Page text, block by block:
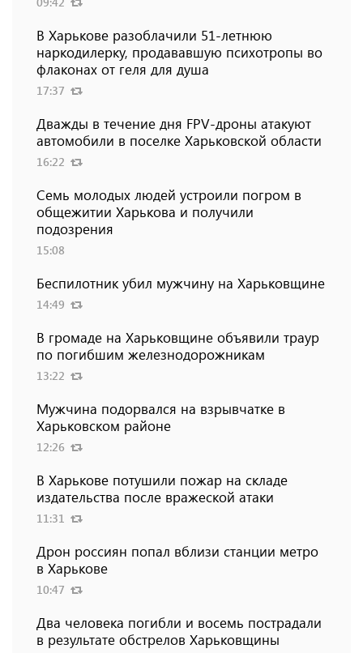
В Харькове разоблачили 51-летнюю
наркодилерку, продававшую психотропы во
флаконах от геля для душа
17:37
Дважды в течение дня FPV-дроны атакуют
автомобили в поселке Харьковской области
16:22
Семь молодых людей устроили погром в
общежитии Харькова и получили
подозрения
15:08
Беспилотник убил мужчину на Харьковщине
14:49
В громаде на Харьковщине объявили траур
по погибшим железнодорожникам
13:22
Мужчина подорвался на взрывчатке в
Харьковском районе
12:26
В Харькове потушили пожар на складе
издательства после вражеской атаки
11:31
Дрон россиян попал вблизи станции метро
в Харькове
10:47
Два человека погибли и восемь пострадали
в результате обстрелов Харьковщины